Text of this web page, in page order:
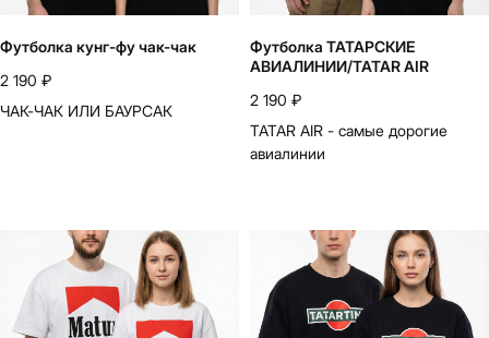
Футболка кунг-фу чак-чак
2 190 ₽
ЧАК-ЧАК ИЛИ БАУРСАК
Футболка ТАТАРСКИЕ
АВИАЛИНИИ/TATAR AIR
2 190 ₽
TATAR AIR - самые дорогие
авиалинии